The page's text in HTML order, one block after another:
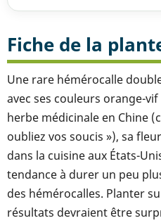
Fiche de la
Une rare hémérocalle
avec ses couleurs orange-
herbe médicinale en Chine
oubliez vos soucis »), sa
dans la cuisine aux États-
tendance à durer un peu
des hémérocalles. Planter
résultats devraient être